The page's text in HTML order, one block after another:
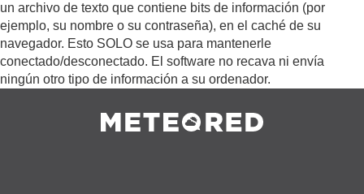
un archivo de texto que contiene bits de información (por
ejemplo, su nombre o su contraseña), en el caché de su
navegador. Esto SOLO se usa para mantenerle
conectado/desconectado. El software no recava ni envía
ningún otro tipo de información a su ordenador.